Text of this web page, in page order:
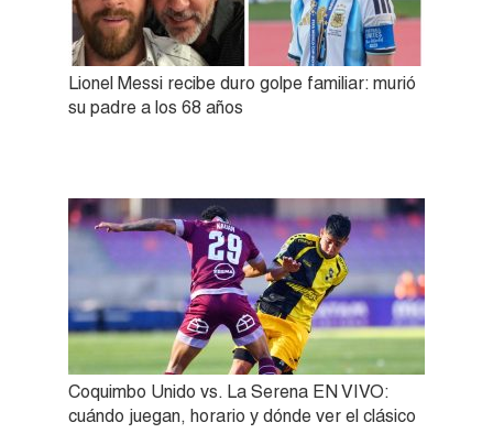
Lionel Messi recibe duro golpe familiar: murió
su padre a los 68 años
Coquimbo Unido vs. La Serena EN VIVO:
cuándo juegan, horario y dónde ver el clásico